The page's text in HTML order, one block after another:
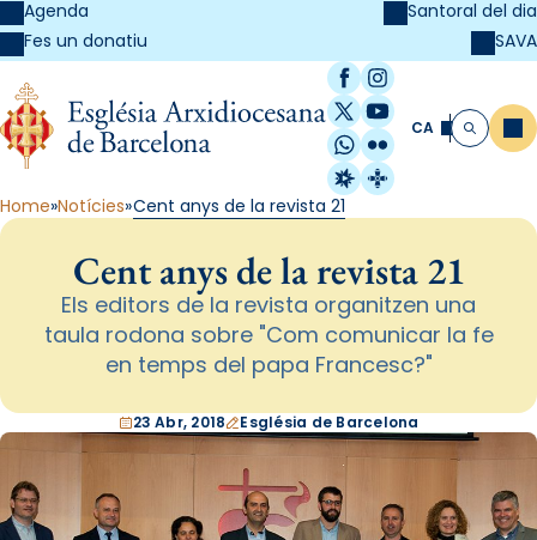
Agenda
Fes un donatiu
Santoral del dia
SAVA
Facebook
Instagram
X / Twitter
YouTube
WhatsApp
Flickr
Radio Estel
Catalunya
CA Cerca
Home Notícies Cent anys de la revista 21
Cent anys de la revista 21
Els editors de la revista organitzen una
taula rodona sobre "Com comunicar la fe
en temps del papa Francesc?"
23 Abr, 2018 Església de Barcelona